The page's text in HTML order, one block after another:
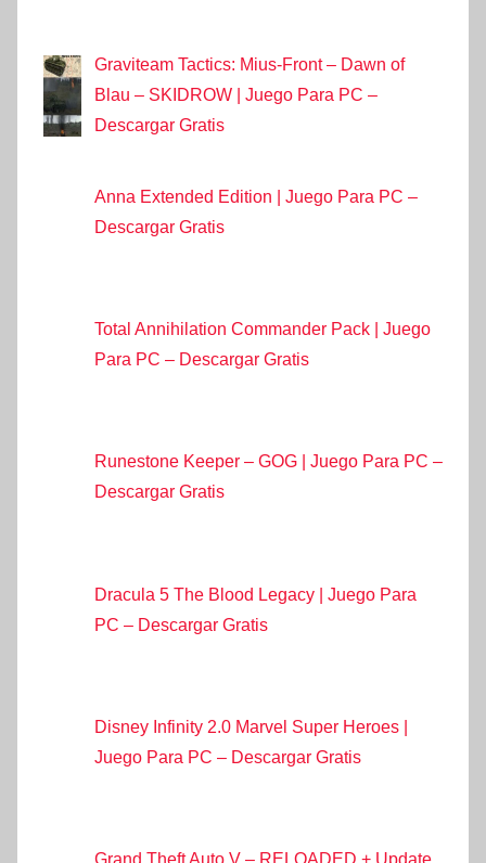
Graviteam Tactics: Mius-Front – Dawn of
Blau – SKIDROW | Juego Para PC –
Descargar Gratis
Anna Extended Edition | Juego Para PC –
Descargar Gratis
Total Annihilation Commander Pack | Juego
Para PC – Descargar Gratis
Runestone Keeper – GOG | Juego Para PC –
Descargar Gratis
Dracula 5 The Blood Legacy | Juego Para
PC – Descargar Gratis
Disney Infinity 2.0 Marvel Super Heroes |
Juego Para PC – Descargar Gratis
Grand Theft Auto V – RELOADED + Update